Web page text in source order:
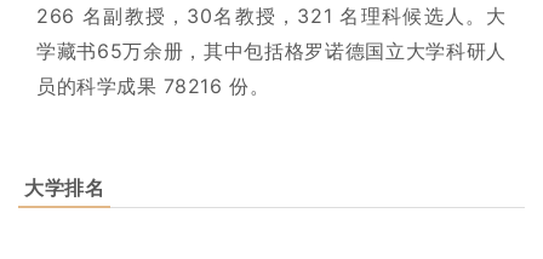
266 名副教授，30名教授，321 名理科候选人。大
学藏书65万余册，其中包括格罗诺德国立大学科研人
员的科学成果 78216 份。
大学排名